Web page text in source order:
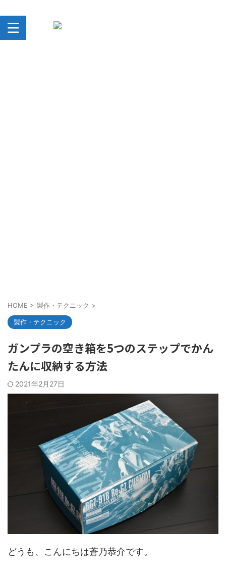
HOME > 製作・テクニック >
製作・テクニック
ガンプラの空き箱を5つのステップでかん
たんに収納する方法
2021年2月27日
どうも、こんにちは蒼乃恭介です。